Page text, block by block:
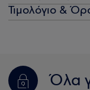
Τιμολόγιο &
Όλα